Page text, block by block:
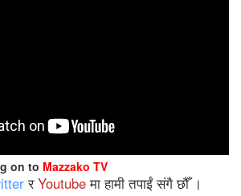
on to Mazzako TV
रYoutubeमा हामी तपाईं संगै छौँ ।